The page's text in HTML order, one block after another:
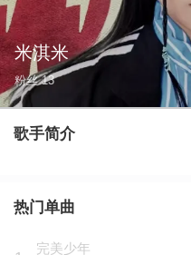
米淇米
粉丝 13
歌手简介
热门单曲
完美少年